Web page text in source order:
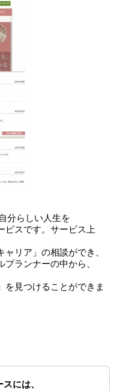
分らしい人生を
ビスです。サービス上
リア」の相談ができ、
ランナーの中から、
を見つけることができま
には、